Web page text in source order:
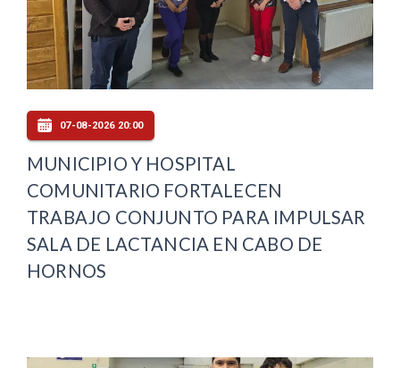
07-08-2026 20:00
MUNICIPIO Y HOSPITAL
COMUNITARIO FORTALECEN
TRABAJO CONJUNTO PARA IMPULSAR
SALA DE LACTANCIA EN CABO DE
HORNOS